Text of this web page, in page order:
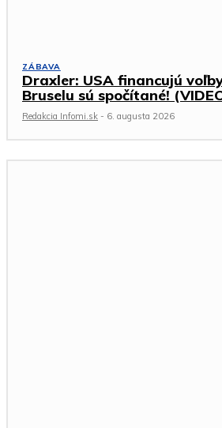
ZÁBAVA
Draxler: USA financujú
Bruselu sú spočítané!
Redakcia Infomi.sk - 6. augusta 2026